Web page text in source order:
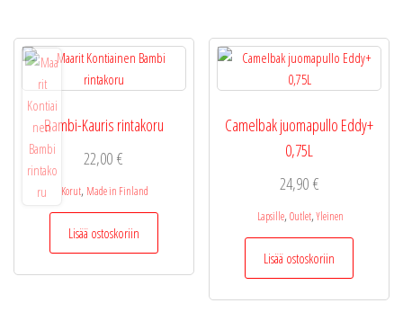
Bambi-Kauris rintakoru
22,00€
Korut, Made in Finland
Lisää ostoskoriin
Camelbak juomapullo Eddy+
0,75L
24,90 €
Lapsille, Outlet, Yleinen
Lisää ostoskoriin